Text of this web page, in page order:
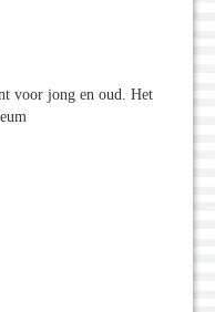
voor jong en oud. Het